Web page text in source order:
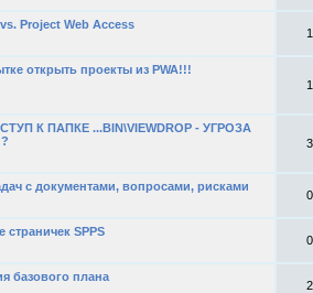
Project Web Access
1
открыть проекты из PWA!!!
1
К ПАПКЕ ...BIN\VIEWDROP - УГРОЗА
3
с документами, вопросами, рисками
0
SPPS
0
базового плана
2